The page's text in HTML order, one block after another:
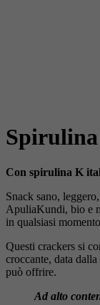
Con spirulina K
Snack sano,
ApuliaKundi, bio e
in qualsiasi
Questi crackers si
croccante, data
può offrire.
Ad alto